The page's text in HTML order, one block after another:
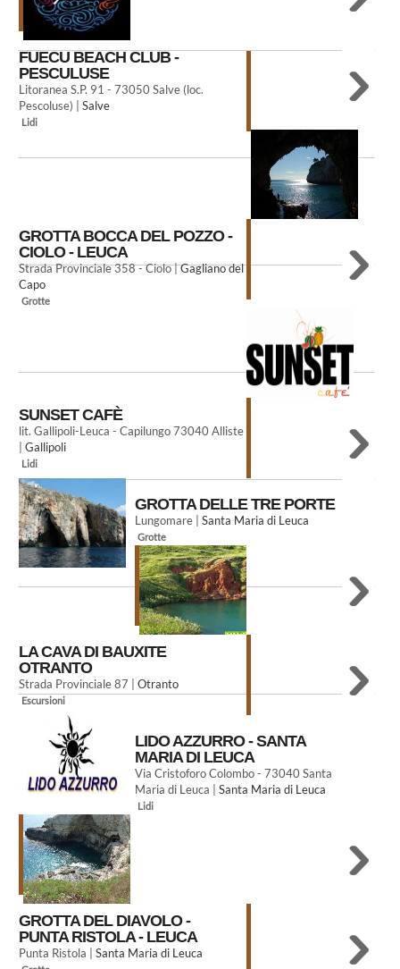
FUECU BEACH CLUB -
PESCULUSE
Litoranea S.P. 91 - 73050 Salve (loc.
Pescoluse) | Salve
Lidi
GROTTA BOCCA DEL POZZO -
CIOLO - LEUCA
Strada Provinciale 358 - Ciolo |Gagliano del
Capo
Grotte
SUNSET CAFÈ
lit. Gallipoli-Leuca - Capilungo 73040 Alliste
Gallipoli
Lidi
GROTTA DELLE TRE PORTE
Lungomare | Santa Maria di Leuca
Grotte
LA CAVA DI BAUXITE
OTRANTO
Strada Provinciale 87 | Otranto
Escursioni
LIDO AZZURRO - SANTA
MARIA DI LEUCA
Via Cristoforo Colombo - 73040 Santa
Maria di Leuca | Santa Maria di Leuca
Lidi
GROTTA DEL DIAVOLO -
PUNTA RISTOLA - LEUCA
Punta Ristola | Santa Maria di Leuca